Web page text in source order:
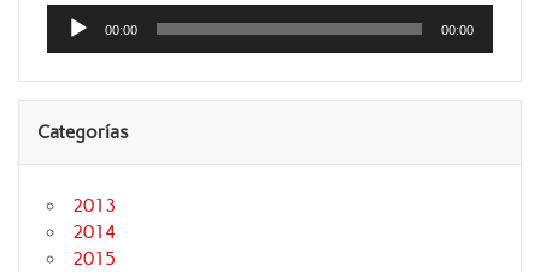
Reproductor
audio
00:00 00:00
Categorías
2013
2014
2015